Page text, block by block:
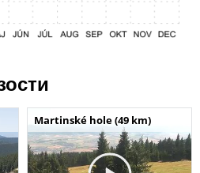
Martinské hole (49 km)